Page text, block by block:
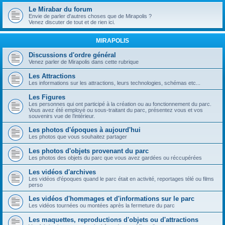
Le Mirabar du forum
Envie de parler d'autres choses que de Mirapolis ?
Venez discuter de tout et de rien ici.
MIRAPOLIS
Discussions d'ordre général
Venez parler de Mirapolis dans cette rubrique
Les Attractions
Les informations sur les attractions, leurs technologies, schémas etc...
Les Figures
Les personnes qui ont participé à la création ou au fonctionnement du parc.
Vous avez été employé ou sous-traitant du parc, présentez vous et vos
souvenirs vue de l’intérieur.
Les photos d'époques à aujourd'hui
Les photos que vous souhaitez partager
Les photos d'objets provenant du parc
Les photos des objets du parc que vous avez gardées ou réccupérées
Les vidéos d'archives
Les vidéos d'époques quand le parc était en activité, reportages télé ou films
perso
Les vidéos d'hommages et d'informations sur le parc
Les vidéos tournées ou montées après la fermeture du parc
Les maquettes, reproductions d'objets ou d'attractions